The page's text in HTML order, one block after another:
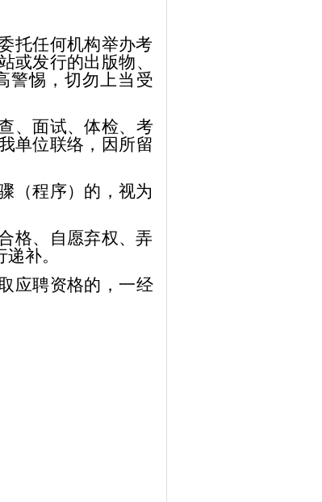
托任何机构举办考
或发行的出版物、
警惕，切勿上当受
、面试、体检、考
单位联络，因所留
（程序）的，视为
格、自愿弃权、弄
递补。
应聘资格的，一经